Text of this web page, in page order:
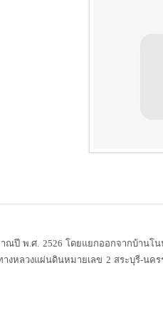
พ.ศ. 2526 โดยแยกออกจากบ้านโน
างหลวงแผ่นดินหมายเลข 2 สระบุรี-น